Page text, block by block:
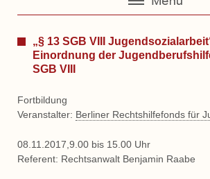
„§ 13 SGB VIII
Einordnung der
SGB VIII
Fortbildung
Veranstalter: Berliner Rechtshilfefonds für
08.11.2017,9.00 bis 15.00 Uhr
Referent: Rechtsanwalt Benjamin Raabe